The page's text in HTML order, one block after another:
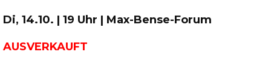
Di, 14.10. | 19 Uhr | Max-Bense-Forum
AUSVERKAUFT